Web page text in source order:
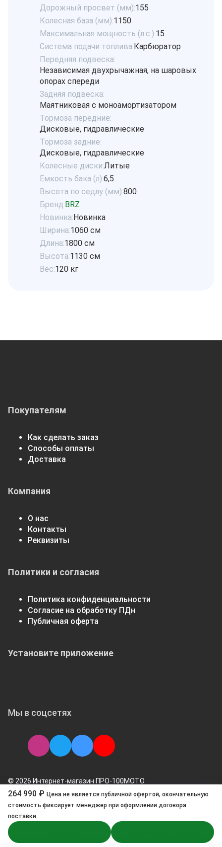
Дорожный просвет (мм):155
Колесная база (мм):1150
Максимальная мощность (л.с.):15
Система подачи топлива:Карбюратор
Передняя подвеска:
Независимая двухрычажная, на шаровых
опорах спереди
Задняя подвеска:
Маятниковая с моноамортизатором
Тормоза передние:
Дисковые, гидравлические
Тормоза задние:
Дисковые, гидравлические
Колесные диски:Литые
Емкость бака (л):6,5
Высота по седлу (мм):800
Бренд:BRZ
Новинка:Новинка
Ширина:1060 см
Длина:1800 см
Высота:1130 см
Вес:120 кг
264 990 ₽ Цена не является публичной офертой, окончательную
стоимоcть фиксирует менеджер при оформлении договора
поставки
Покупателям
Как сделать заказ
Способы оплаты
Доставка
Компания
О нас
Контакты
Реквизиты
Политики и согласия
Политика конфиденциальности
Согласие на обработку ПДн
Публичная оферта
Мы в соцсетях
Установите приложение
© 2026 Интернет-магазин ПРО-100МОТО